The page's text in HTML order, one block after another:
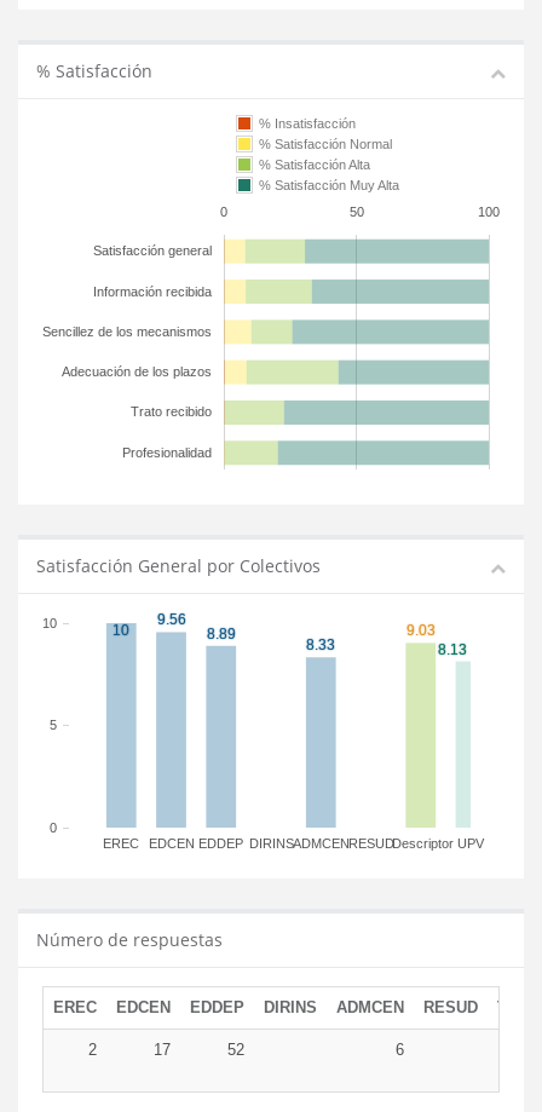
% Satisfacción
0 50 100
Satisfacción general
Información recibida
Sencillez de los mecanismos
Adecuación de los plazos
Trato recibido
Profesionalidad
% Insatisfacción
% Satisfacción Normal
% Satisfacción Alta
% Satisfacción Muy Alta
Satisfacción General por Colectivos
EREC EDCEN EDDEP DIRINSADMCENRESUDDescriptor UPV
0
5
10
Número de respuestas
EREC EDCEN EDDEP DIRINS ADMCEN RESUD
2 17 52 6